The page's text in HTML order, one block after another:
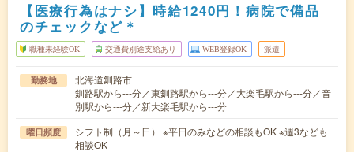
【医療行為はナシ】時給1240円！病院で備品
のチェックなど＊
職種未経験OK 交通費別途支給あり WEB登録OK 派遣
勤務地
北海道釧路市
釧路駅から---分／東釧路駅から---分／大楽毛駅から---分／音
別駅から---分／新大楽毛駅から---分
曜日頻度
シフト制（月～日） ※平日のみなどの相談もOK ※週3なども
相談OK